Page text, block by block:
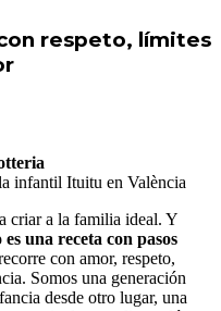
respeto, límites
infantil Ituitu en València
criar a la familia ideal. Y
es una receta con pasos
con amor, respeto,
Somos una generación
desde otro lugar, una